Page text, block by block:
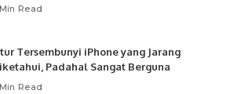
Read
Tersembunyi iPhone yang Jarang
Padahal Sangat Berguna
Read